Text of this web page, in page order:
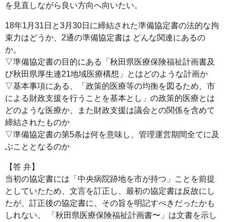
を見直しながら良い方向へ向いたい。
18年1月31日と3月30日に締結された準備協定書の法的な拘
束力はどうか、2通の準備協定書は どんな関連にあるの
か。
▽準備協定書の目的にある「秋田県医療保険福祉計画書及
び秋田県厚生連21地域医療構想」とはどのような計画か
▽基本事項にある、「政策的医療等の均衡を図るため、市
による財政支援を行うことを基本とし」の政策的医療とは
どのような医療か、また財政支援は議会との関係を含めて
締結されたものか
▽準備協定書の第5条は何を意味し、管理運営期間全てに及
ぶこととなるのか
【答 弁】
当初の協定書には「中央病院跡地を市が持つ」ことを前提
としていたため、文言を訂正し、最初の協定書は反故にし
たが、訂正後の協定書に、その旨を明記すべきだったかも
しれない。 「秋田県医療保険福祉計画書〜」は文書を示し